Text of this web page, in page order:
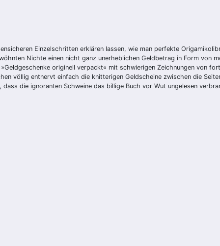
Einzelschritten erklären lassen, wie man perfekte
Nichte einen nicht ganz unerheblichen Geldbetrag in Form von
originell verpackt« mit schwierigen Zeichnungen von
völlig entnervt einfach die knitterigen Geldscheine zwischen die
die ignoranten Schweine das billige Buch vor Wut ungelesen